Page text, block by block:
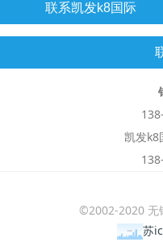
联系凯发k8国际
凯发k8
©2002-2020 无
苏